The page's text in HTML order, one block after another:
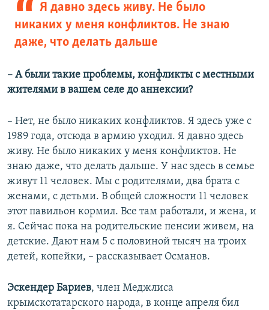
Я давно здесь живу. Не было
никаких у меня конфликтов. Не знаю
даже, что делать дальше
– А были такие проблемы, конфликты с местными
жителями в вашем селе до аннексии?
– Нет, не было никаких конфликтов. Я здесь уже с
1989 года, отсюда в армию уходил. Я давно здесь
живу. Не было никаких у меня конфликтов. Не
знаю даже, что делать дальше. У нас здесь в семье
живут 11 человек. Мы с родителями, два брата с
женами, с детьми. В общей сложности 11 человек
этот павильон кормил. Все там работали, и жена, и
я. Сейчас пока на родительские пенсии живем, на
детские. Дают нам 5 с половиной тысяч на троих
детей, копейки, – рассказывает Османов.
Эскендер Бариев, член Меджлиса
крымскотатарского народа, в конце апреля бил